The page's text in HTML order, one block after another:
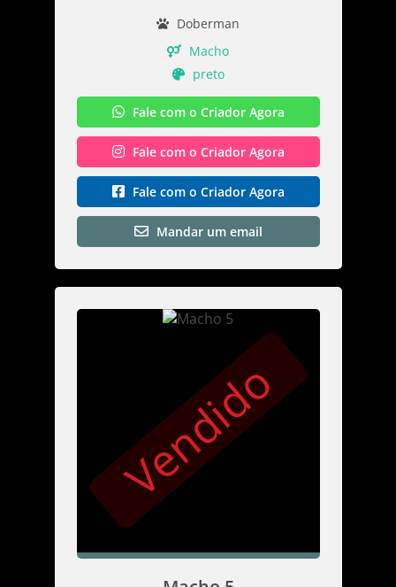
Doberman
Macho
preto
Fale com o Criador Agora
Fale com o Criador Agora
Fale com o Criador Agora
Mandar um email
Vendido